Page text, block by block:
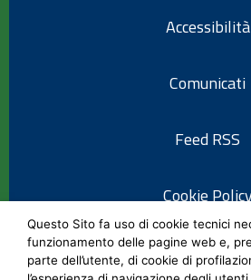
Accessibilità
Comunicati
Feed RSS
Cookie
Informativa
Questo Sito fa uso di cookie tecnici
funzionamento delle pagine web e,
parte dell’utente, di cookie di